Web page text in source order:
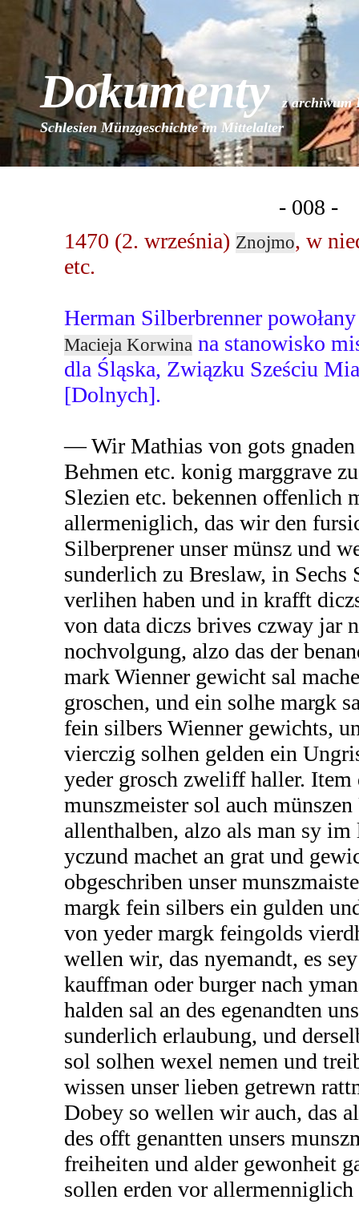
Dokumentyz archiwum
Schlesien Münzgeschichte im Mittelalter
- 008 -
1470 (2. września) Znojmo, w
etc.
Herman Silberbrenner
Macieja Korwina na stanowisko
dla Śląska, Związku Sześciu
[Dolnych].
— Wir Mathias von gots gnaden
Behmen etc. konig marggrave
Slezien etc. bekennen offenlich
allermeniglich, das wir den
Silberprener unser münsz und
sunderlich zu Breslaw, in Sechs
verlihen haben und in krafft
von data diczs brives czway jar
nochvolgung, alzo das der
mark Wienner gewicht sal
groschen, und ein solhe margk
fein silbers Wienner gewichts,
vierczig solhen gelden ein
yeder grosch zweliff haller. Item
munszmeister sol auch
allenthalben, alzo als man sy
yczund machet an grat und
obgeschriben unser
margk fein silbers ein gulden
von yeder margk feingolds
wellen wir, das nyemandt, es
kauffman oder burger nach
halden sal an des egenandten
sunderlich erlaubung, und
sol solhen wexel nemen und
wissen unser lieben getrewn
Dobey so wellen wir auch, das
des offt genantten unsers
freiheiten und alder gewonheit
sollen erden vor